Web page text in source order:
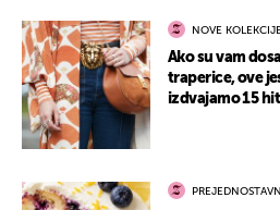
NOVE
Ako su vam
traperice, ove
izdvajamo 15